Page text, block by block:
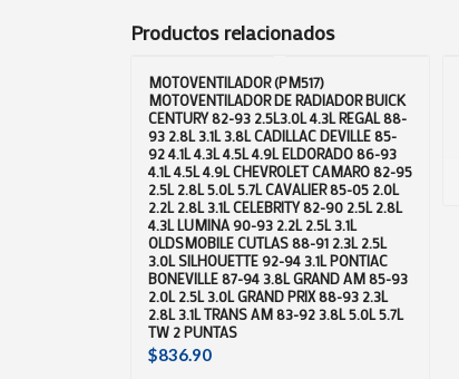
Productos relacionados
MOTOVENTILADOR (PM517)
MOTOVENTILADOR DE RADIADOR BUICK
CENTURY 82-93 2.5L3.0L 4.3L REGAL 88-
93 2.8L 3.1L 3.8L CADILLAC DEVILLE 85-
92 4.1L 4.3L 4.5L 4.9L ELDORADO 86-93
4.1L 4.5L 4.9L CHEVROLET CAMARO 82-95
2.5L 2.8L 5.0L 5.7L CAVALIER 85-05 2.0L
2.2L 2.8L 3.1L CELEBRITY 82-90 2.5L 2.8L
4.3L LUMINA 90-93 2.2L 2.5L 3.1L
OLDSMOBILE CUTLAS 88-91 2.3L 2.5L
3.0L SILHOUETTE 92-94 3.1L PONTIAC
BONEVILLE 87-94 3.8L GRAND AM 85-93
2.0L 2.5L 3.0L GRAND PRIX 88-93 2.3L
2.8L 3.1L TRANS AM 83-92 3.8L 5.0L 5.7L
TW 2 PUNTAS
$836.90